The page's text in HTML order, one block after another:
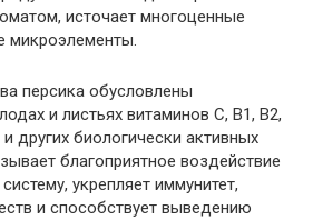
источает многоценные
микроэлементы.
персика обусловлены
и листьях витаминов С, В1, В2,
других биологически активных
благоприятное воздействие
укрепляет иммунитет,
и способствует выведению